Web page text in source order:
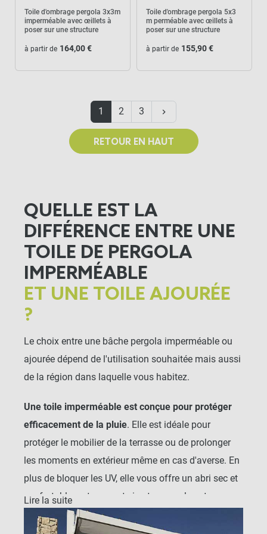
Toile d'ombrage pergola 3x3m
imperméable avec œillets à
poser sur une structure
à partir de 164,00 €
Toile d'ombrage pergola 5x3
m perméable avec œillets à
poser sur une structure
à partir de 155,90 €
1 2 3 keyboard_arrow_right
RETOUR EN HAUT
QUELLE EST LA
DIFFÉRENCE ENTRE UNE
TOILE DE PERGOLA
IMPERMÉABLE
ET UNE TOILE AJOURÉE
?
Le choix entre une bâche pergola imperméable ou
ajourée dépend de l'utilisation souhaitée mais aussi
de la région dans laquelle vous habitez.
Une toile imperméable est conçue pour protéger
efficacement de la pluie. Elle est idéale pour
protéger le mobilier de la terrasse ou de prolonger
les moments en extérieur même en cas d'averse. En
plus de bloquer les UV, elle vous offre un abri sec et
confortable, notamment si votre pergola est
adossée à la maison ou installée près d’un salon de
Lire la suite